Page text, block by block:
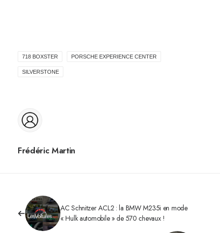
718 BOXSTER PORSCHE EXPERIENCE CENTER
SILVERSTONE
Frédéric Martin
AC Schnitzer ACL2 : la BMW M235i en mode
« Hulk automobile » de 570 chevaux !